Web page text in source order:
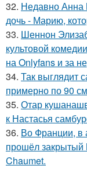
32. Недавно Анна
дочь - Марию,
33. Шеннон
культовой
на Onlyfans и за
34. Так выглядит
примерно по 90
35. Отар
к Настасья
36. Во Франции, в
прошёл закрытый
Chaumet.